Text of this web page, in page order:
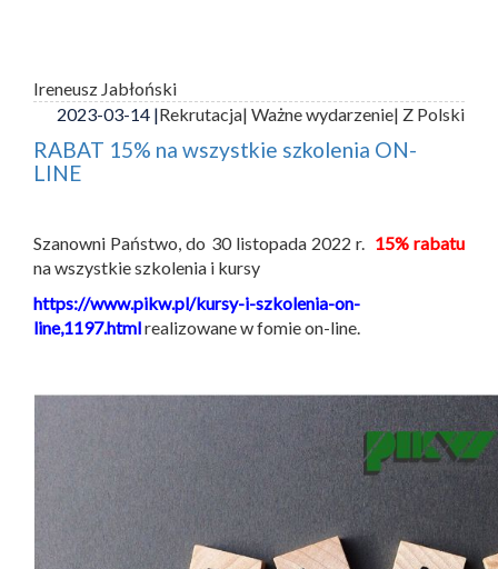
Ireneusz Jabłoński
2023-03-14 |Rekrutacja| Ważne wydarzenie| Z Polski
RABAT 15% na wszystkie szkolenia ON-
LINE
Szanowni Państwo, do 30 listopada 2022 r. 15% rabatu
na wszystkie szkolenia i kursy
https://www.pikw.pl/kursy-i-szkolenia-on-
line,1197.htmlrealizowane w fomie on-line.